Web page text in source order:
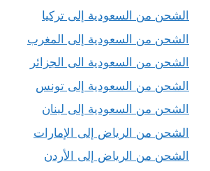
الشحن من السعودية إلى تركيا
الشحن من السعودية إلى المغرب
الشحن من السعودية الى الجزائر
الشحن من السعودية إلى تونس
الشحن من السعودية إلى لبنان
الشحن من الرياض إلى الإمارات
الشحن من الرياض إلى الأردن